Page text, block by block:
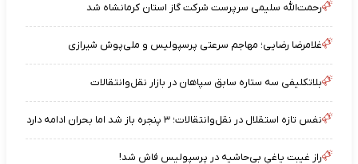
رحمت‌الله سلیمی سرپرست شرکت گاز استان کرمانشاه شد
غلامرضا رضایی؛ مهاجم سرعتی پرسپولیس و ملی‌پوش شیرازی
بلاتکلیفی سه ستاره سابق سپاهان در بازار نقل‌وانتقالات
نفس تازه استقلال در نقل‌وانتقالات؛ ۳ پنجره باز شد اما بحران ادامه دارد
راز غیبت یاغیِ بی‌حاشیه در پرسپولیس فاش شد!